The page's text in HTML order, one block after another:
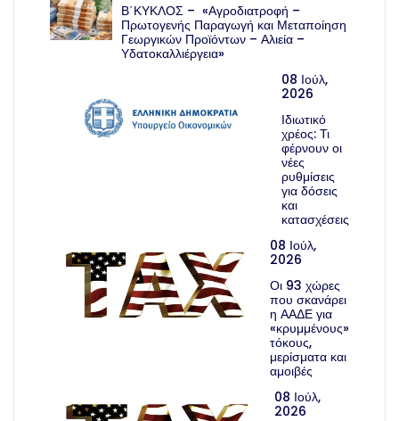
Β΄ΚΥΚΛΟΣ – «Αγροδιατροφή –
Πρωτογενής Παραγωγή και Μεταποίηση
Γεωργικών Προϊόντων – Αλιεία –
Υδατοκαλλιέργεια»
08 Ιούλ,
2026
Ιδιωτικό
χρέος: Τι
φέρνουν οι
νέες
ρυθμίσεις
για δόσεις
και
κατασχέσεις
08 Ιούλ,
2026
Οι 93 χώρες
που σκανάρει
η ΑΑΔΕ για
«κρυμμένους»
τόκους,
μερίσματα και
αμοιβές
08 Ιούλ,
2026